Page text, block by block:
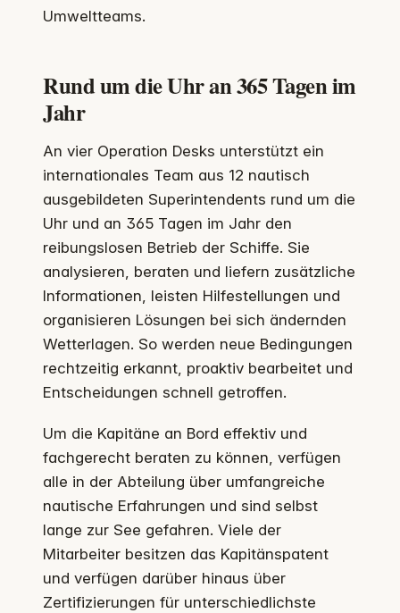
Umweltteams.
Rund um die Uhr an 365 Tagen im
Jahr
An vier Operation Desks unterstützt ein
internationales Team aus 12 nautisch
ausgebildeten Superintendents rund um die
Uhr und an 365 Tagen im Jahr den
reibungslosen Betrieb der Schiffe. Sie
analysieren, beraten und liefern zusätzliche
Informationen, leisten Hilfestellungen und
organisieren Lösungen bei sich ändernden
Wetterlagen. So werden neue Bedingungen
rechtzeitig erkannt, proaktiv bearbeitet und
Entscheidungen schnell getroffen.
Um die Kapitäne an Bord effektiv und
fachgerecht beraten zu können, verfügen
alle in der Abteilung über umfangreiche
nautische Erfahrungen und sind selbst
lange zur See gefahren. Viele der
Mitarbeiter besitzen das Kapitänspatent
und verfügen darüber hinaus über
Zertifizierungen für unterschiedlichste